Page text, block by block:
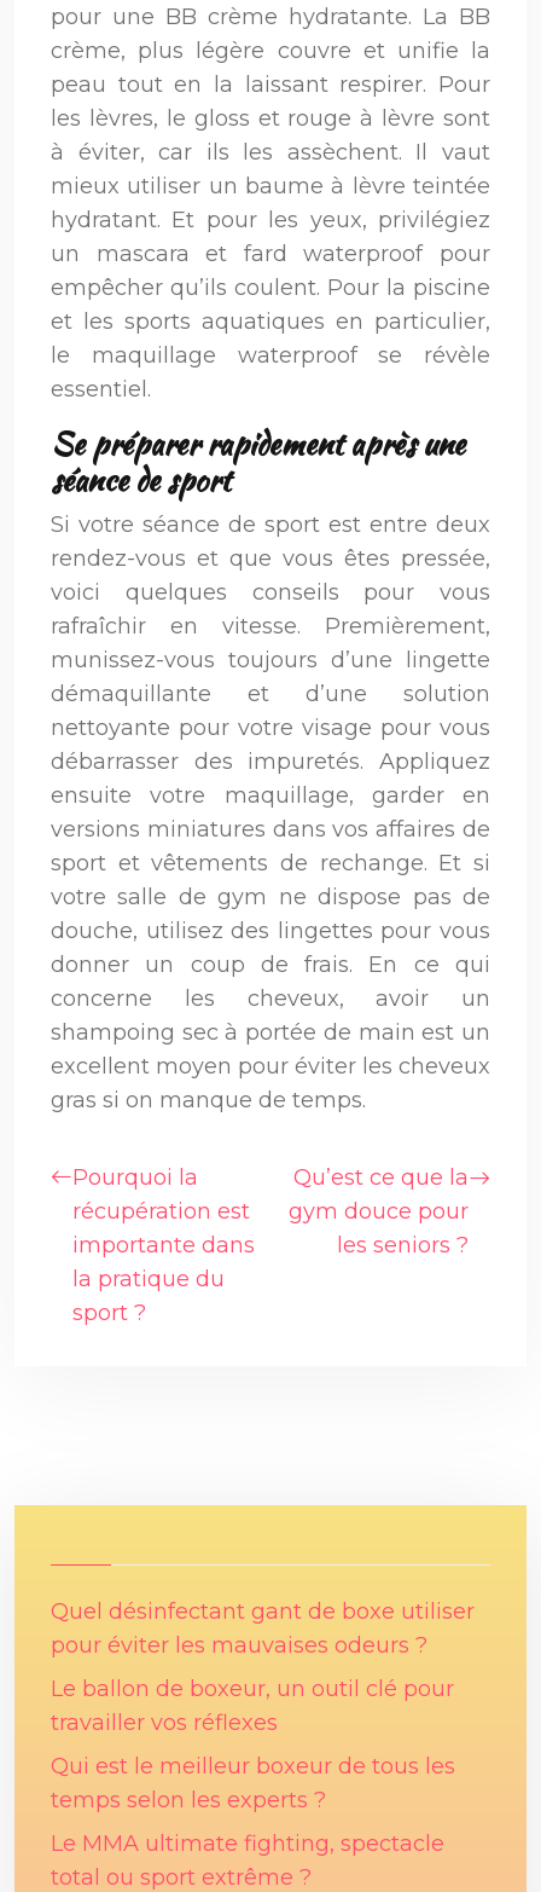
pour une BB crème hydratante. La BB
crème, plus légère couvre et unifie la
peau tout en la laissant respirer. Pour
les lèvres, le gloss et rouge à lèvre sont
à éviter, car ils les assèchent. Il vaut
mieux utiliser un baume à lèvre teintée
hydratant. Et pour les yeux, privilégiez
un mascara et fard waterproof pour
empêcher qu’ils coulent. Pour la piscine
et les sports aquatiques en particulier,
le maquillage waterproof se révèle
essentiel.
Se préparer rapidement après une
séance de sport
Si votre séance de sport est entre deux
rendez-vous et que vous êtes pressée,
voici quelques conseils pour vous
rafraîchir en vitesse. Premièrement,
munissez-vous toujours d’une lingette
démaquillante et d’une solution
nettoyante pour votre visage pour vous
débarrasser des impuretés. Appliquez
ensuite votre maquillage, garder en
versions miniatures dans vos affaires de
sport et vêtements de rechange. Et si
votre salle de gym ne dispose pas de
douche, utilisez des lingettes pour vous
donner un coup de frais. En ce qui
concerne les cheveux, avoir un
shampoing sec à portée de main est un
excellent moyen pour éviter les cheveux
gras si on manque de temps.
Pourquoi la
récupération est
importante dans
la pratique du
sport ?
Qu’est ce que la
gym douce pour
les seniors ?
Quel désinfectant gant de boxe utiliser
pour éviter les mauvaises odeurs ?
Le ballon de boxeur, un outil clé pour
travailler vos réflexes
Qui est le meilleur boxeur de tous les
temps selon les experts ?
Le MMA ultimate fighting, spectacle
total ou sport extrême ?